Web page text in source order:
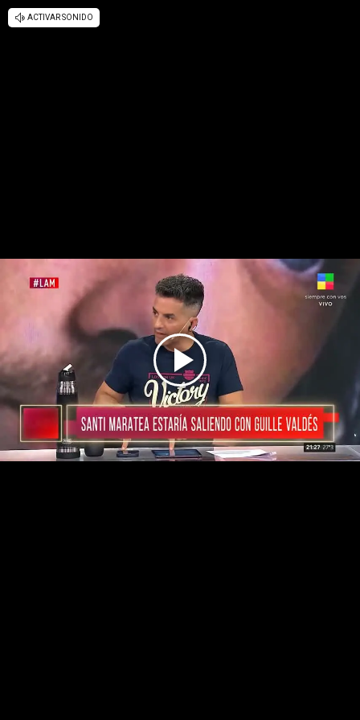
Play
Video
ACTIVAR SONIDO